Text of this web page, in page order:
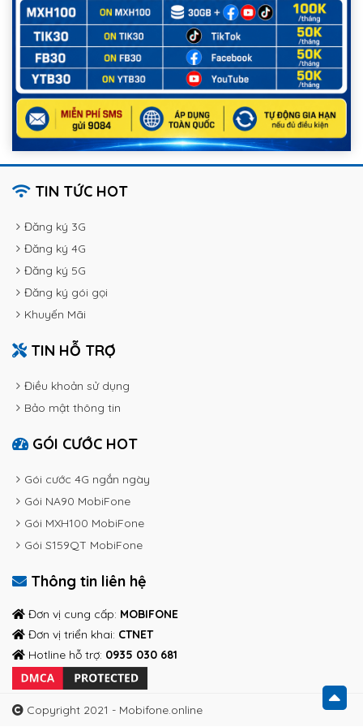
TIN TỨC HOT
Đăng ký 3G
Đăng ký 4G
Đăng ký 5G
Đăng ký gói gọi
Khuyến Mãi
TIN HỖ TRỢ
Điều khoản sử dụng
Bảo mật thông tin
GÓI CƯỚC HOT
Gói cước 4G ngắn ngày
Gói NA90 MobiFone
Gói MXH100 MobiFone
Gói S159QT MobiFone
Thông tin liên hệ
Đơn vị cung cấp: MOBIFONE
Đơn vị triển khai: CTNET
Hotline hỗ trợ: 0935 030 681
Copyright 2021 - Mobifone.online